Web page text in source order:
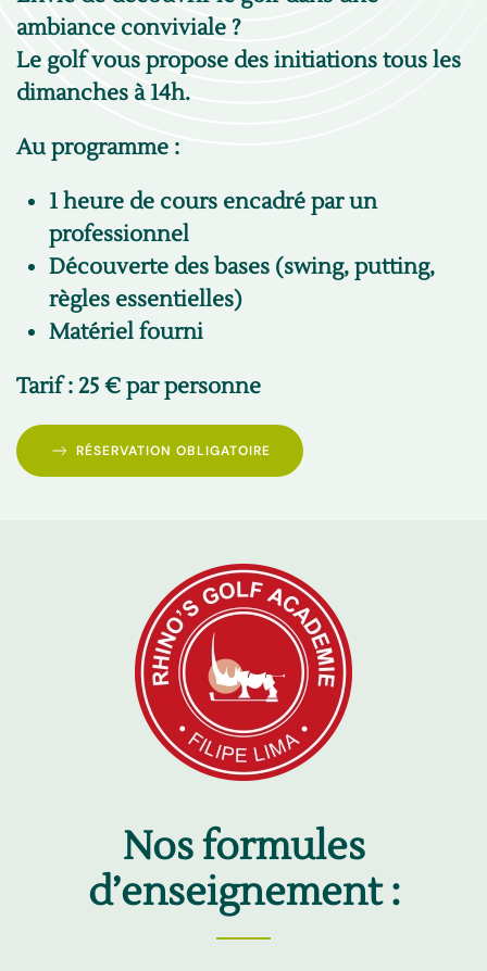
ambiance conviviale ?
Le golf vous propose des initiations tous les
dimanches à 14h.
Au programme :
1 heure de cours encadré par un
professionnel
Découverte des bases (swing, putting,
règles essentielles)
Matériel fourni
Tarif : 25 € par personne
RÉSERVATION OBLIGATOIRE
Nos formules
d’enseignement :